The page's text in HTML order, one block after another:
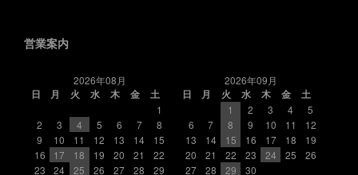
営業案内
2026年08月
日
月 火 水 木 金
土
1
2
3 4 5 6 7
8
9
10 11 12 13 14
15
16
17 18 19 20 21
22
23
24 25 26 27 28 29
2026年09月
日
月 火 水 木 金
土
1
2 3 4
5
6
7 8 9 10 11
12
13
14 15 16 17 18
19
20
21 22 23 24 25
26
27
28 29 30